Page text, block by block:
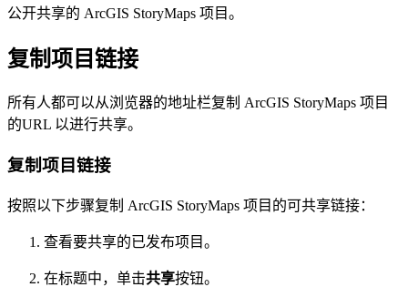
公开共享的 ArcGIS StoryMaps 项目。
复制项目链接
所有人都可以从浏览器的地址栏复制 ArcGIS StoryMaps 项目
的URL 以进行共享。
复制项目链接
按照以下步骤复制 ArcGIS StoryMaps 项目的可共享链接：
查看要共享的已发布项目。
在标题中，单击共享按钮。